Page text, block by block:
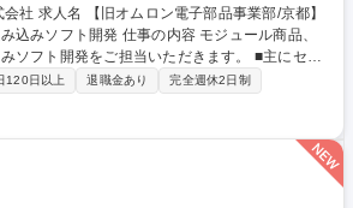
部/京都】
事の内容 モジュール商品、
ト開発をご担当いただきます。 ■主にセン
た商品開発テーマの実行 ■開発ソフトウエアの
整合、進捗整合 ■ソフトウエア商品の設計レビ
ソフトウエアのテスト設計および設計レビュー
部品事業部/京都】モジュール、センサの組み
120日以上 退職金あり
完全週休2日制